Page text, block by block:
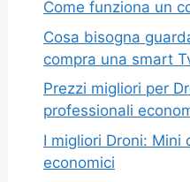
Come funziona un
Cosa bisogna
compra una smart
Prezzi migliori per
professionali
I migliori Droni: Mini
economici